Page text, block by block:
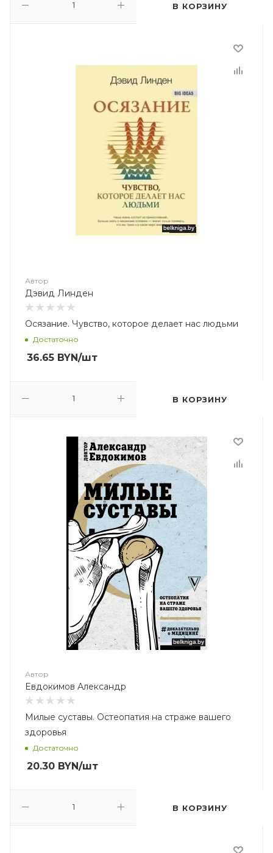
В КОРЗИНУ
Автор
Дэвид Линден
Осязание. Чувство, которое делает нас людьми
Достаточно
36.65 BYN/шт
В КОРЗИНУ
Автор
Евдокимов Александр
Милые суставы. Остеопатия на страже вашего
здоровья
Достаточно
20.30 BYN/шт
В КОРЗИНУ